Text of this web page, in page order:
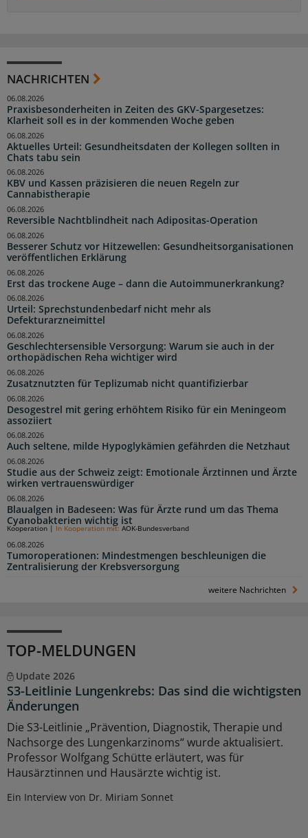
NACHRICHTEN
Praxisbesonderheiten in Zeiten des GKV-Spargesetzes:
Klarheit soll es in der kommenden Woche geben
06.08.2026
Aktuelles Urteil: Gesundheitsdaten der Kollegen sollten in
Chats tabu sein
06.08.2026
KBV und Kassen präzisieren die neuen Regeln zur
Cannabistherapie
06.08.2026
Reversible Nachtblindheit nach Adipositas-Operation
06.08.2026
Besserer Schutz vor Hitzewellen: Gesundheitsorganisationen
veröffentlichen Erklärung
06.08.2026
Erst das trockene Auge – dann die Autoimmunerkrankung?
06.08.2026
Urteil: Sprechstundenbedarf nicht mehr als
Defekturarzneimittel
06.08.2026
Geschlechtersensible Versorgung: Warum sie auch in der
orthopädischen Reha wichtiger wird
06.08.2026
Zusatznutzten für Teplizumab nicht quantifizierbar
06.08.2026
Desogestrel mit gering erhöhtem Risiko für ein Meningeom
assoziiert
06.08.2026
Auch seltene, milde Hypoglykämien gefährden die Netzhaut
06.08.2026
Studie aus der Schweiz zeigt: Emotionale Ärztinnen und Ärzte
wirken vertrauenswürdiger
06.08.2026
Blaualgen in Badeseen: Was für Ärzte rund um das Thema
Cyanobakterien wichtig ist
06.08.2026
Tumoroperationen: Mindestmengen beschleunigen die
Zentralisierung der Krebsversorgung
Kooperation | In Kooperation mit: AOK-Bundesverband
06.08.2026
weitere Nachrichten
TOP-MELDUNGEN
Update 2026
S3-Leitlinie Lungenkrebs: Das sind die wichtigsten
Änderungen
Die S3-Leitlinie „Prävention, Diagnostik, Therapie und
Nachsorge des Lungenkarzinoms“ wurde aktualisiert.
Professor Wolfgang Schütte erläutert, was für
Hausärztinnen und Hausärzte wichtig ist.
Ein Interview von Dr. Miriam Sonnet